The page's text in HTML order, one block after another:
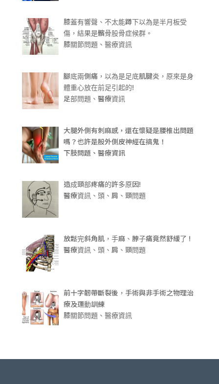
膝蓋有響聲、不太能蹲下以為是半月板受
傷，結果是髕骨股骨症候群。
膝關節問題、醫療資訊
腳底兩側痛，以為是足底肌腱炎，原來是身
體重心放在前足引起的!
足部問題、醫療資訊
大腿外側有刺麻感，還在懷疑是腰椎出問題
嗎？也許是股外側皮神經在搞鬼！
下肢問題、醫療資訊
造成頸部疼痛的許多原因!
醫療資訊、頭、肩、頸問題
放鬆完斜角肌，手麻、脖子痛竟然舒緩了 !
醫療資訊、頭、肩、頸問題
前十字韌帶斷裂後，手術與非手術之物理治
療及運動訓練
膝關節問題、醫療資訊